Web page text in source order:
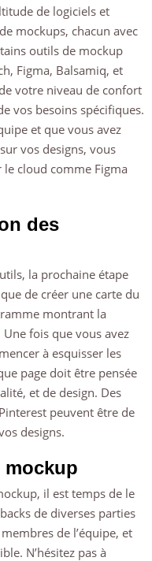
de logiciels et
mockups, chacun avec
outils de mockup
Figma, Balsamiq, et
votre niveau de confort
vos besoins spécifiques.
et que vous avez
vos designs, vous
cloud comme Figma
des
la prochaine étape
de créer une carte du
montrant la
fois que vous avez
à esquisser les
page doit être pensée
et de design. Des
peuvent être de
designs.
mockup
il est temps de le
de diverses parties
de l’équipe, et
N’hésitez pas à